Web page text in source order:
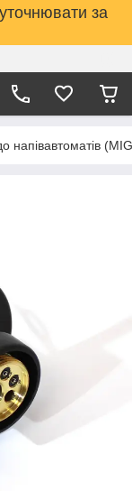
за
напівавтоматів